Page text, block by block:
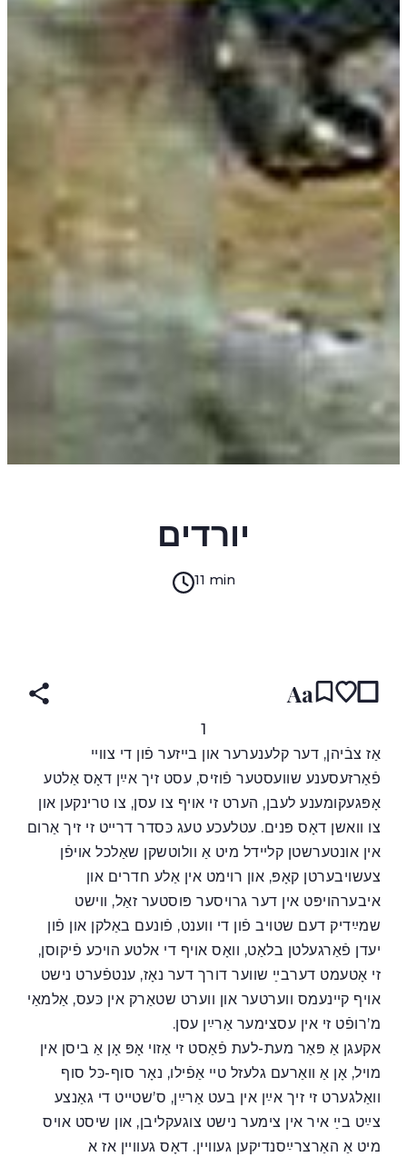
יורדים
11 min
Aa
1
אַז צבֿיהן, דער קלענערער און בײזער פֿון די צווײ
פֿאַרזעסענע שוועסטער פֿוזיס, עסט זיך אײַן דאָס אַלטע
אָפּגעקומענע לעבן, הערט זי אויף צו עסן, צו טרינקען און
צו וואשן דאָס פּנים. עטלעכע טעג כּסדר דרײט זי זיך אַרום
אין אונטערשטן קלײדל מיט אַ וולוטשקן שאַלכל אויפֿן
צעשויבערטן קאָפּ, און רוימט אין אַלע חדרים און
איבערהויפּט אין דער גרויסער פּוסטער זאַל, ווישט
שמײַדיק דעם שטויב פֿון די ווענט, פֿונעם באַלקן און פֿון
יעדן פֿאַרגעלטן בלאַט, וואָס אויף די אלטע הויכע פֿיקוסן,
זי אָטעמט דערבײַ שווער דורך דער נאָז, ענטפֿערט נישט
אויף קײנעמס ווערטער און ווערט שטאַרק אין כּעס, אַלמאַי
מ’רופֿט זי אין עסצימער אַרײַן עסן.
אקעגן אַ פּאַר מעת-לעת פֿאַסט זי אַזוי אָפּ אָן אַ ביסן אין
מויל, אָן אַ וואַרעם גלעזל טײ אַפֿילו, נאָר סוף-כּל סוף
וואַלגערט זי זיך אײַן אין בעט אַרײַן, ס’שטײט די גאַנצע
צײַט בײַ איר אין צימער נישט צוגעקליבן, און שיסט אויס
מיט אַ האַרצרײַסנדיקען געוויין. דאָס געווײן אז א